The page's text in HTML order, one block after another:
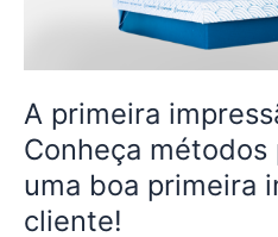
A primeira
Conheça
uma boa primeira
cliente!
para
conquistar
uma
boa
primeira
impressão